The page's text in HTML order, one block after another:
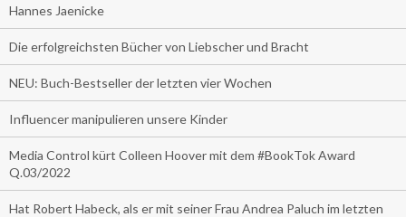
Hannes Jaenicke
Die erfolgreichsten Bücher von Liebscher und Bracht
NEU: Buch-Bestseller der letzten vier Wochen
Influencer manipulieren unsere Kinder
Media Control kürt Colleen Hoover mit dem #BookTok Award
Q.03/2022
Hat Robert Habeck, als er mit seiner Frau Andrea Paluch im letzten